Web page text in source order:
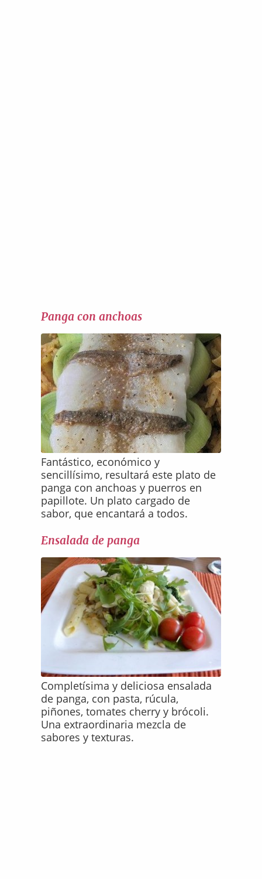
Panga con anchoas
Fantástico, económico y
sencillísimo, resultará este plato de
panga con anchoas y puerros en
papillote. Un plato cargado de
sabor, que encantará a todos.
Ensalada de panga
Completísima y deliciosa ensalada
de panga, con pasta, rúcula,
piñones, tomates cherry y brócoli.
Una extraordinaria mezcla de
sabores y texturas.